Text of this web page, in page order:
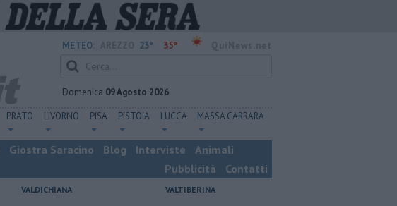
METEO: 23° 35°
Domenica 09 Agosto 2026
PRATO LIVORNO PISA PISTOIA LUCCA MASSA CARRARA
Giostra Saracino Blog Interviste
Animali
Pubblicità
Contatti
VALDICHIANA VALTIBERINA